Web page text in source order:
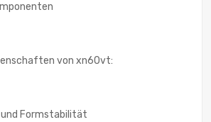
von xn60vt:
Formstabilität